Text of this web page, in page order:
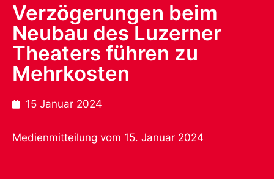
Verzögerungen beim
Neubau des Luzerner
Theaters führen zu
Mehrkosten
15 Januar 2024
Medienmitteilung vom 15. Januar 2024